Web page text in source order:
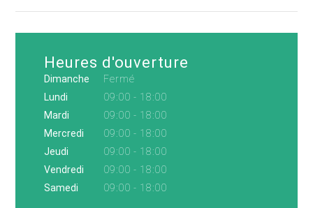
Heures d'ouverture
Dimanche
Fermé
Lundi
09:00 - 18:00
Mardi
09:00 - 18:00
Mercredi
09:00 - 18:00
Jeudi
09:00 - 18:00
Vendredi
09:00 - 18:00
Samedi
09:00 - 18:00